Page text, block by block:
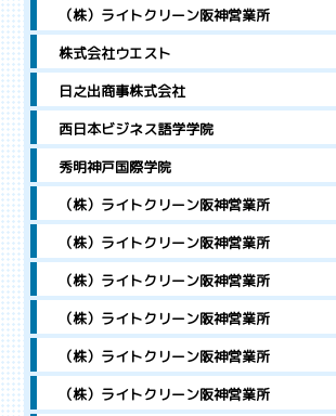
（株）ライトクリーン阪神営業所
株式会社ウエスト
日之出商事株式会社
西日本ビジネス語学学院
秀明神戸国際学院
（株）ライトクリーン阪神営業所
（株）ライトクリーン阪神営業所
（株）ライトクリーン阪神営業所
（株）ライトクリーン阪神営業所
（株）ライトクリーン阪神営業所
（株）ライトクリーン阪神営業所